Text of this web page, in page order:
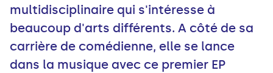
multidisciplinaire qui s'intéresse à
beaucoup d'arts différents. A côté de sa
carrière de comédienne, elle se lance
dans la musique avec ce premier EP